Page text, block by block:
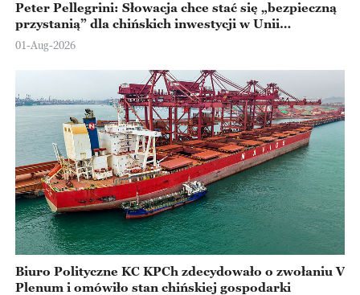
Peter Pellegrini: Słowacja chce stać się „bezpieczną
przystanią” dla chińskich inwestycji w Unii
Europejskiej
01-Aug-2026
Biuro Polityczne KC KPCh zdecydowało o zwołaniu V
Plenum i omówiło stan chińskiej gospodarki